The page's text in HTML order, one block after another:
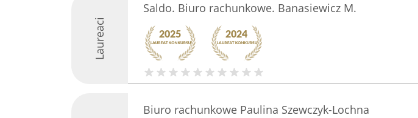
Laureaci
Saldo. Biuro rachunkowe. Banasiewicz M.
Biuro rachunkowe Paulina Szewczyk-Lochna